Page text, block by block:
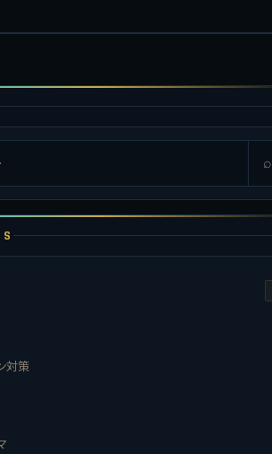
⌕
対策